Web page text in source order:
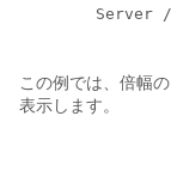
この例では、倍幅の
表示します。